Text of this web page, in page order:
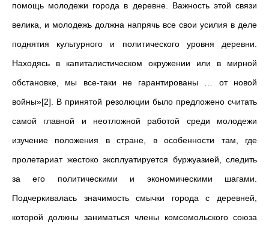
помощь молодежи города в деревне. Важность этой связи
велика, и молодежь должна напрячь все свои усилия в деле
поднятия культурного и политического уровня деревни.
Находясь в капиталистическом окружении или в мирной
обстановке, мы все-таки не гарантированы … от новой
войны»[2]. В принятой резолюции было предложено считать
самой главной и неотложной работой среди молодежи
изучение положения в стране, в особенности там, где
пролетариат жестоко эксплуатируется буржуазией, следить
за его политическими и экономическими шагами.
Подчеркивалась значимость смычки города с деревней,
которой должны заниматься члены комсомольского союза